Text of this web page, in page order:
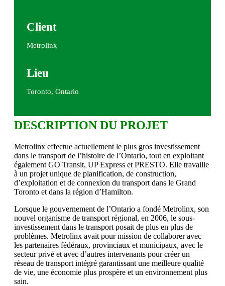
Client
Metrolinx
Lieu
Toronto, Ontario
DESCRIPTION DU PROJET
Metrolinx effectue actuellement le plus gros investissement
dans le transport de l’histoire de l’Ontario, tout en exploitant
également GO Transit, UP Express et PRESTO. Elle travaille
à un projet unique de planification, de construction,
d’exploitation et de connexion du transport dans le Grand
Toronto et dans la région d’Hamilton.
Lorsque le gouvernement de l’Ontario a fondé Metrolinx, son
nouvel organisme de transport régional, en 2006, le sous-
investissement dans le transport posait de plus en plus de
problèmes. Metrolinx avait pour mission de collaborer avec
les partenaires fédéraux, provinciaux et municipaux, avec le
secteur privé et avec d’autres intervenants pour créer un
réseau de transport intégré garantissant une meilleure qualité
de vie, une économie plus prospère et un environnement plus
sain.